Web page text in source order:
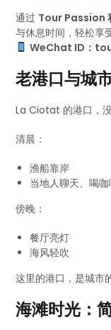
通过 Tour Passion
与休息时间，轻松享
WeChat ID：
老港口与城
La Ciotat 的港口，
清晨：
渔船靠岸
当地人聊天、喝
傍晚：
餐厅亮灯
海风轻吹
这里的港口，是城市
海滩时光：